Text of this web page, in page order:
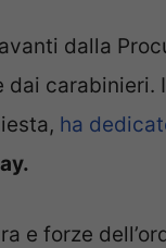
dalla
ha
e forze